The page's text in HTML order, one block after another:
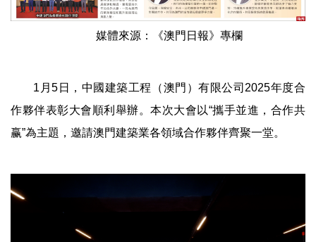
媒體來源：《澳門日報》專欄
1月5日，中國建築工程（澳門）有限公司2025年度合
作夥伴表彰大會順利舉辦。本次大會以“攜手並進，合作共
赢”為主題，邀請澳門建築業各領域合作夥伴齊聚一堂。